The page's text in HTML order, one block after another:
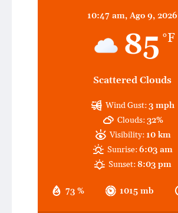
10:47 am, Ago 9, 2026
85 °F
Scattered Clouds
73 % 1015 mb
Wind Gust:3 mph
Clouds:32%
Visibility: 10 km
Sunrise:6:03 am
Sunset:8:03 pm